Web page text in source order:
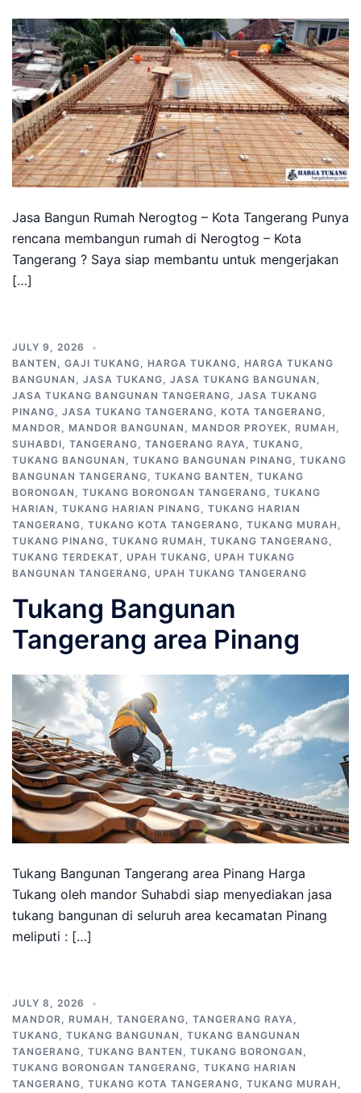
Jasa Bangun Rumah Nerogtog – Kota Tangerang Punya
rencana membangun rumah di Nerogtog – Kota
Tangerang ? Saya siap membantu untuk mengerjakan
[…]
JULY 9, 2026
BANTEN , GAJI TUKANG, HARGA TUKANG, HARGA TUKANG
BANGUNAN , JASA TUKANG, JASA TUKANG BANGUNAN ,
JASA TUKANG BANGUNAN TANGERANG, JASA TUKANG
PINANG, JASA TUKANG TANGERANG, KOTA TANGERANG,
MANDOR, MANDOR BANGUNAN , MANDOR PROYEK, RUMAH ,
SUHABDI, TANGERANG, TANGERANG RAYA, TUKANG,
TUKANG BANGUNAN , TUKANG BANGUNAN PINANG, TUKANG
BANGUNAN TANGERANG, TUKANG BANTEN , TUKANG
BORONGAN , TUKANG BORONGAN TANGERANG, TUKANG
HARIAN , TUKANG HARIAN PINANG, TUKANG HARIAN
TANGERANG, TUKANG KOTA TANGERANG, TUKANG MURAH ,
TUKANG PINANG, TUKANG RUMAH , TUKANG TANGERANG,
TUKANG TERDEKAT, UPAH TUKANG, UPAH TUKANG
BANGUNAN TANGERANG, UPAH TUKANG TANGERANG
Tukang Bangunan
Tangerang area Pinang
Tukang Bangunan Tangerang area Pinang Harga
Tukang oleh mandor Suhabdi siap menyediakan jasa
tukang bangunan di seluruh area kecamatan Pinang
meliputi : […]
JULY 8, 2026
MANDOR, RUMAH , TANGERANG, TANGERANG RAYA,
TUKANG, TUKANG BANGUNAN , TUKANG BANGUNAN
TANGERANG, TUKANG BANTEN , TUKANG BORONGAN ,
TUKANG BORONGAN TANGERANG, TUKANG HARIAN
TANGERANG, TUKANG KOTA TANGERANG, TUKANG MURAH ,